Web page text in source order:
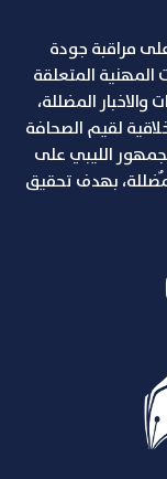
مراقبة جودة
المهنية المتعلقة
المضللة،
لقيم الصحافة
الليبي على
بهدف تحقيق